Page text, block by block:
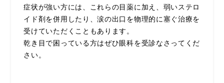
症状が強い方には、これらの目薬に加え、弱いステロ
イド剤を併用したり、涙の出口を物理的に塞ぐ治療を
受けていただくこともあります。
乾き目で困っている方はぜひ眼科を受診なさってくだ
さい。